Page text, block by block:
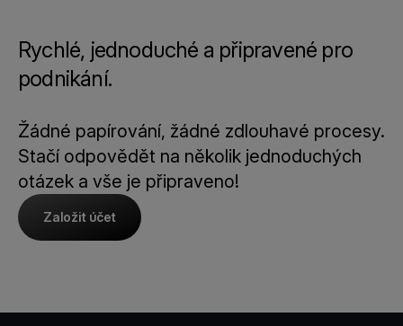
Rychlé, jednoduché a připravené pro
podnikání.
Žádné papírování, žádné zdlouhavé procesy.
Stačí odpovědět na několik jednoduchých
otázek a vše je připraveno!
Založit účet